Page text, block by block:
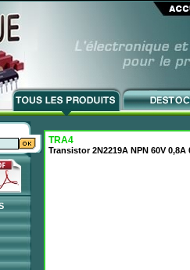
TRA4
Transistor 2N2219A NPN 60V 0,8A